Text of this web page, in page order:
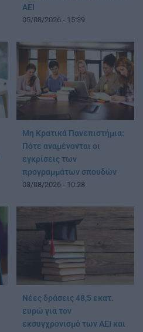
ΑΕΙ
05/08/2026 - 15:39
Μη Κρατικά Πανεπιστήμια:
Πότε αναμένονται οι
εγκρίσεις των
προγραμμάτων σπουδών
03/08/2026 - 10:28
Νέες δράσεις 48,5 εκατ.
ευρώ για τον
εκσυγχρονισμό των ΑΕΙ και